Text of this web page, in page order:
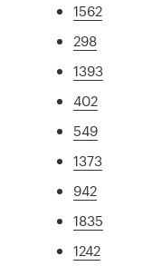
1562
298
1393
402
549
1373
942
1835
1242